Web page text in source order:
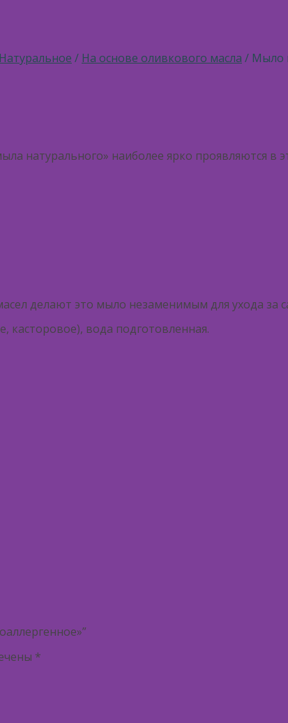
/ На основе оливкового масла / Мыло
натурального» наиболее ярко проявляются в
делают это мыло незаменимым для ухода за
касторовое), вода подготовленная.
*